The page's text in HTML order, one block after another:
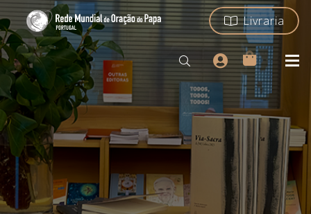
Livraria